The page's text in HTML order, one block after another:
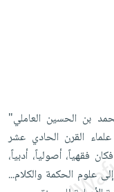
بن الحسين العاملي"
1030هـ) من ألمع علماء القرن الحادي عشر
فقهياً، أصولياً، أدبياً،
علوم الحكمة والكلام...